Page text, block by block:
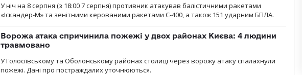
У ніч на 8 серпня (з 18:00 7 серпня) противник атакував балістичними ракетами
«Іскандер-М» та зенітними керованими ракетами С-400, а також 151 ударним БПЛА.
Ворожа атака спричинила пожежі у двох районах Києва: 4 людини
травмовано
У Голосіївському та Оболонському районах столиці через ворожу атаку спалахнули
пожежі. Дані про постраждалих уточнюються.